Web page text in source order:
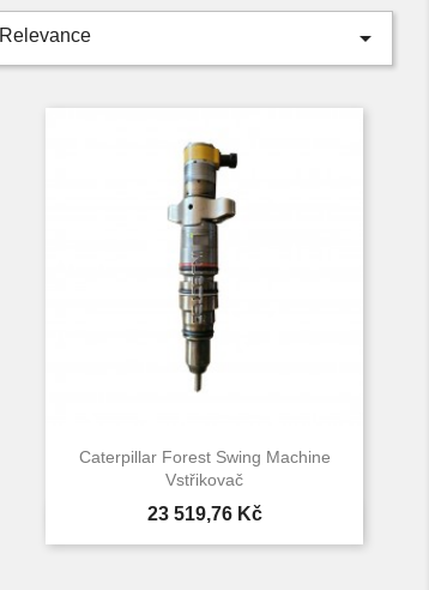
Relevance 
Caterpillar Forest Swing Machine
Vstřikovač
Cena
23 519,76 Kč
 Rychlý náhled